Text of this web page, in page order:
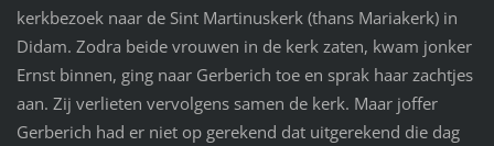
kerkbezoek naar de Sint Martinuskerk (thans Mariakerk) in
Didam. Zodra beide vrouwen in de kerk zaten, kwam jonker
Ernst binnen, ging naar Gerberich toe en sprak haar zachtjes
aan. Zij verlieten vervolgens samen de kerk. Maar joffer
Gerberich had er niet op gerekend dat uitgerekend die dag